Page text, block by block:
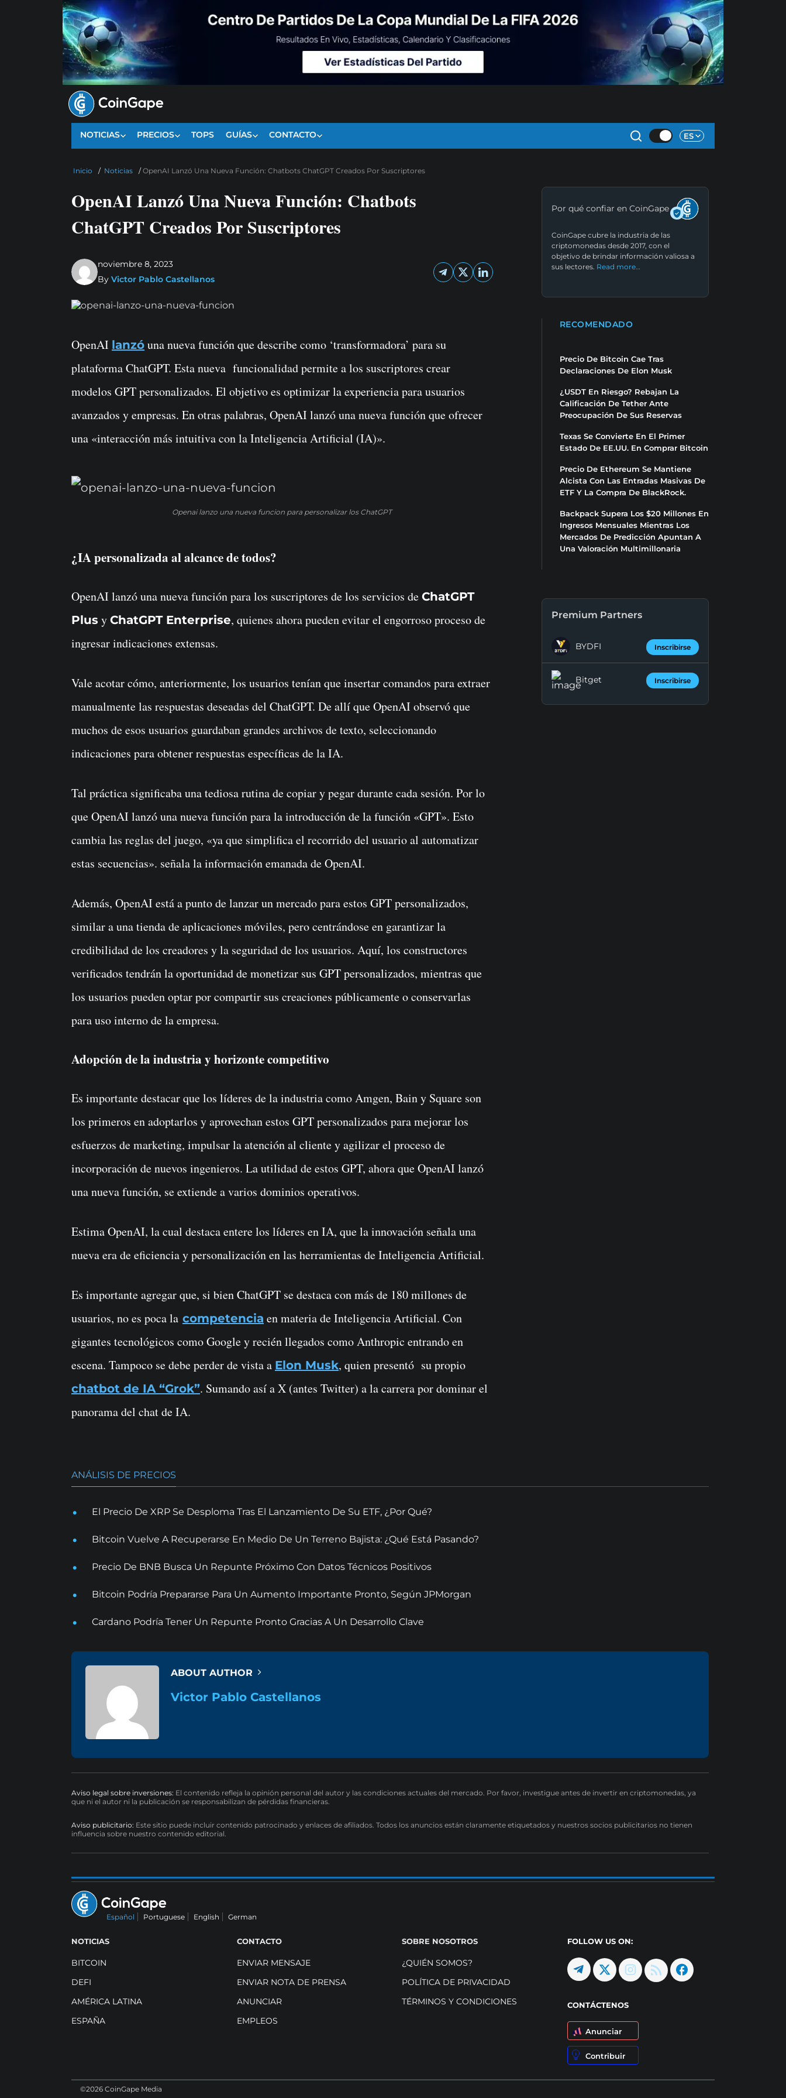
NOTICIAS PRECIOS TOPS GUÍAS CONTACTO ES
Inicio / Noticias /OpenAI Lanzó Una Nueva Función: Chatbots ChatGPT Creados Por Suscriptores
OpenAI Lanzó Una Nueva Función: Chatbots
ChatGPT Creados Por Suscriptores
noviembre 8, 2023
By Victor Pablo Castellanos
OpenAI lanzó una nueva función que describe como ‘transformadora’ para su
plataforma ChatGPT. Esta nueva funcionalidad permite a los suscriptores crear
modelos GPT personalizados. El objetivo es optimizar la experiencia para usuarios
avanzados y empresas. En otras palabras, OpenAI lanzó una nueva función que ofrecer
una «interacción más intuitiva con la Inteligencia Artificial (IA)».
Openai lanzo una nueva funcion para personalizar los ChatGPT
¿IA personalizada al alcance de todos?
OpenAI lanzó una nueva función para los suscriptores de los servicios de ChatGPT
Plus y ChatGPT Enterprise, quienes ahora pueden evitar el engorroso proceso de
ingresar indicaciones extensas.
Vale acotar cómo, anteriormente, los usuarios tenían que insertar comandos para extraer
manualmente las respuestas deseadas del ChatGPT. De allí que OpenAI observó que
muchos de esos usuarios guardaban grandes archivos de texto, seleccionando
indicaciones para obtener respuestas específicas de la IA.
Tal práctica significaba una tediosa rutina de copiar y pegar durante cada sesión. Por lo
que OpenAI lanzó una nueva función para la introducción de la función «GPT». Esto
cambia las reglas del juego, «ya que simplifica el recorrido del usuario al automatizar
estas secuencias». señala la información emanada de OpenAI.
Además, OpenAI está a punto de lanzar un mercado para estos GPT personalizados,
similar a una tienda de aplicaciones móviles, pero centrándose en garantizar la
credibilidad de los creadores y la seguridad de los usuarios. Aquí, los constructores
verificados tendrán la oportunidad de monetizar sus GPT personalizados, mientras que
los usuarios pueden optar por compartir sus creaciones públicamente o conservarlas
para uso interno de la empresa.
Adopción de la industria y horizonte competitivo
Es importante destacar que los líderes de la industria como Amgen, Bain y Square son
los primeros en adoptarlos y aprovechan estos GPT personalizados para mejorar los
esfuerzos de marketing, impulsar la atención al cliente y agilizar el proceso de
incorporación de nuevos ingenieros. La utilidad de estos GPT, ahora que OpenAI lanzó
una nueva función, se extiende a varios dominios operativos.
Estima OpenAI, la cual destaca entere los líderes en IA, que la innovación señala una
nueva era de eficiencia y personalización en las herramientas de Inteligencia Artificial.
Es importante agregar que, si bien ChatGPT se destaca con más de 180 millones de
usuarios, no es poca la competencia en materia de Inteligencia Artificial. Con
gigantes tecnológicos como Google y recién llegados como Anthropic entrando en
escena. Tampoco se debe perder de vista a Elon Musk, quien presentó su propio
chatbot de IA “Grok”. Sumando así a X (antes Twitter) a la carrera por dominar el
panorama del chat de IA.
Por qué confiar en CoinGape
CoinGape cubre la industria de las
criptomonedas desde 2017, con el
objetivo de brindar información valiosa a
sus lectores. Read more…
RECOMENDADO
Precio De Bitcoin Cae Tras
Declaraciones De Elon Musk
¿USDT En Riesgo? Rebajan La
Calificación De Tether Ante
Preocupación De Sus Reservas
Texas Se Convierte En El Primer
Estado De EE.UU. En Comprar Bitcoin
Precio De Ethereum Se Mantiene
Alcista Con Las Entradas Masivas De
ETF Y La Compra De BlackRock.
Backpack Supera Los $20 Millones En
Ingresos Mensuales Mientras Los
Mercados De Predicción Apuntan A
Una Valoración Multimillonaria
Premium Partners
BYDFI Inscribirse
Bitget Inscribirse
ANÁLISIS DE PRECIOS
El Precio De XRP Se Desploma Tras El Lanzamiento De Su ETF, ¿Por Qué?
Bitcoin Vuelve A Recuperarse En Medio De Un Terreno Bajista: ¿Qué Está Pasando?
Precio De BNB Busca Un Repunte Próximo Con Datos Técnicos Positivos
Bitcoin Podría Prepararse Para Un Aumento Importante Pronto, Según JPMorgan
Cardano Podría Tener Un Repunte Pronto Gracias A Un Desarrollo Clave
ABOUT AUTHOR
Victor Pablo Castellanos
Aviso legal sobre inversiones: El contenido refleja la opinión personal del autor y las condiciones actuales del mercado. Por favor, investigue antes de invertir en criptomonedas, ya
que ni el autor ni la publicación se responsabilizan de pérdidas financieras.
Aviso publicitario: Este sitio puede incluir contenido patrocinado y enlaces de afiliados. Todos los anuncios están claramente etiquetados y nuestros socios publicitarios no tienen
influencia sobre nuestro contenido editorial.
Español Portuguese English German
NOTICIAS
BITCOIN
DEFI
AMÉRICA LATINA
ESPAÑA
CONTACTO
ENVIAR MENSAJE
ENVIAR NOTA DE PRENSA
ANUNCIAR
EMPLEOS
SOBRE NOSOTROS
¿QUIÉN SOMOS?
POLÍTICA DE PRIVACIDAD
TÉRMINOS Y CONDICIONES
FOLLOW US ON:
CONTÁCTENOS
Anunciar
Contribuir
©2026 CoinGape Media